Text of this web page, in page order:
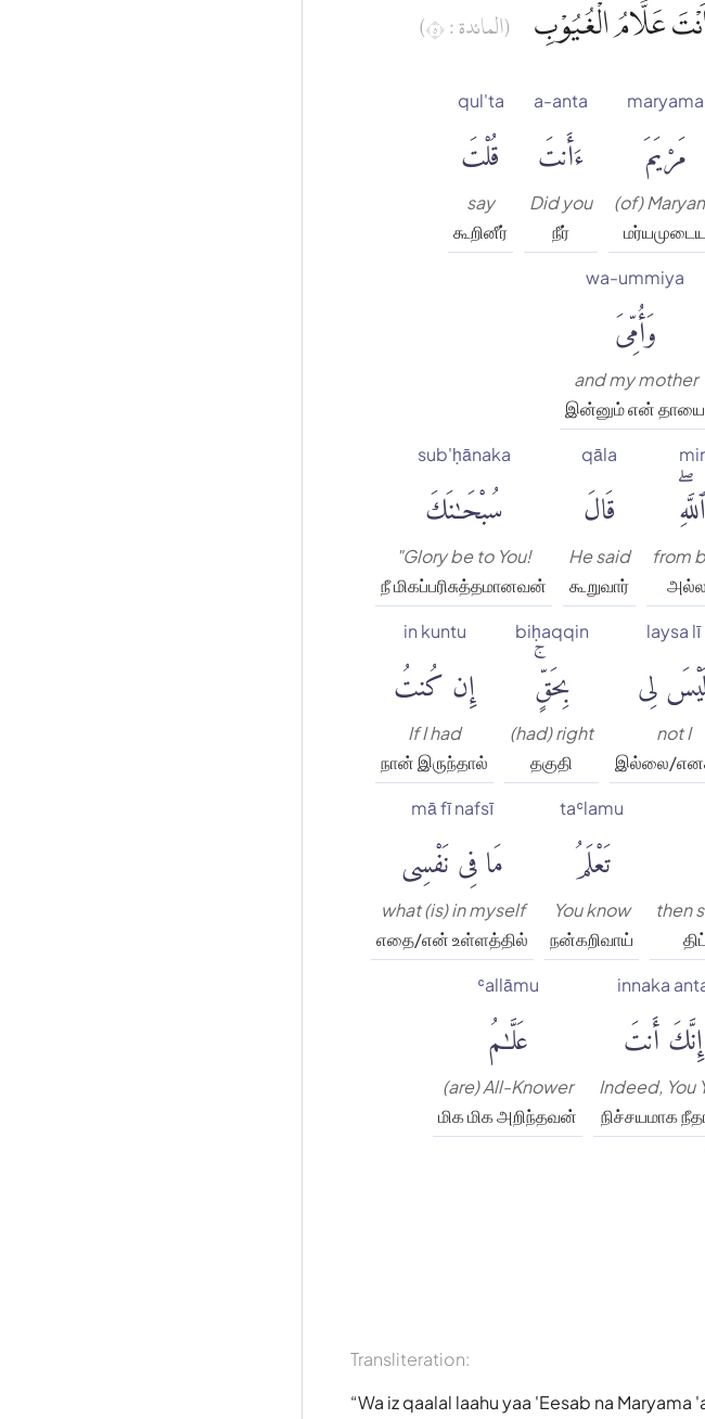
عَلَّامُ الْغُيُوْبِ
(المائدة : ٥)
maryama
مَرْيَمَ
(of)
மர்யமுடைய
a-anta
ءَأَنتَ
Did you
நீர்
qul'ta
قُلْتَ
say
கூறினீர்
wa-ummiya
وَأُمِّىَ
and my mother
இன்னும் என் தாயை
from
qāla
قَالَ
He said
கூறுவார்
sub'ḥānaka
سُبْحَٰنَكَ
"Glory be to You!
நீ மிகப்பரிசுத்தமானவன்
laysa lī
لِى
not I
இல்லை/
biḥaqqin
بِحَقٍّۚ
(had) right
தகுதி
in kuntu
إِن كُنتُ
If I had
நான் இருந்தால்
then
taʿlamu
تَعْلَمُ
You know
நன்கறிவாய்
mā fī nafsī
مَا فِى نَفْسِى
what (is) in myself
எதை/என் உள்ளத்தில்
innaka
إِنَّكَ أَنتَ
Indeed, You
நிச்சயமாக
ʿallāmu
عَلَّٰمُ
(are) All-Knower
மிக மிக அறிந்தவன்
Transliteration:
Wa iz qaalal laahu yaa 'Eesab na